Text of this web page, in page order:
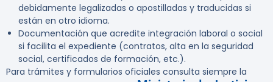
debidamente legalizadas o apostilladas y traducidas si
están en otro idioma.
Documentación que acredite integración laboral o social
si facilita el expediente (contratos, alta en la seguridad
social, certificados de formación, etc.).
Para trámites y formularios oficiales consulta siempre la